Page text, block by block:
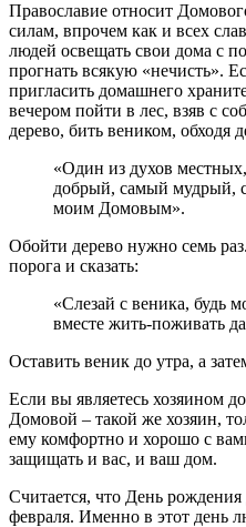
Православие относит
силам, впрочем как и всех
людей освещать свои дома с
прогнать всякую «нечисть».
пригласить домашнего
вечером пойти в лес, взяв с
дерево, бить веником, обходя
«Один из духов
добрый, самый мудрый,
моим Домовым».
Обойти дерево нужно семь
порога и сказать:
«Слезай с веника, будь
вместе жить-поживать
Оставить веник до утра, а
Если вы являетесь хозяином
Домовой – такой же хозяин,
ему комфортно и хорошо с
защищать и вас, и ваш дом.
Считается, что День
февраля. Именно в этот день